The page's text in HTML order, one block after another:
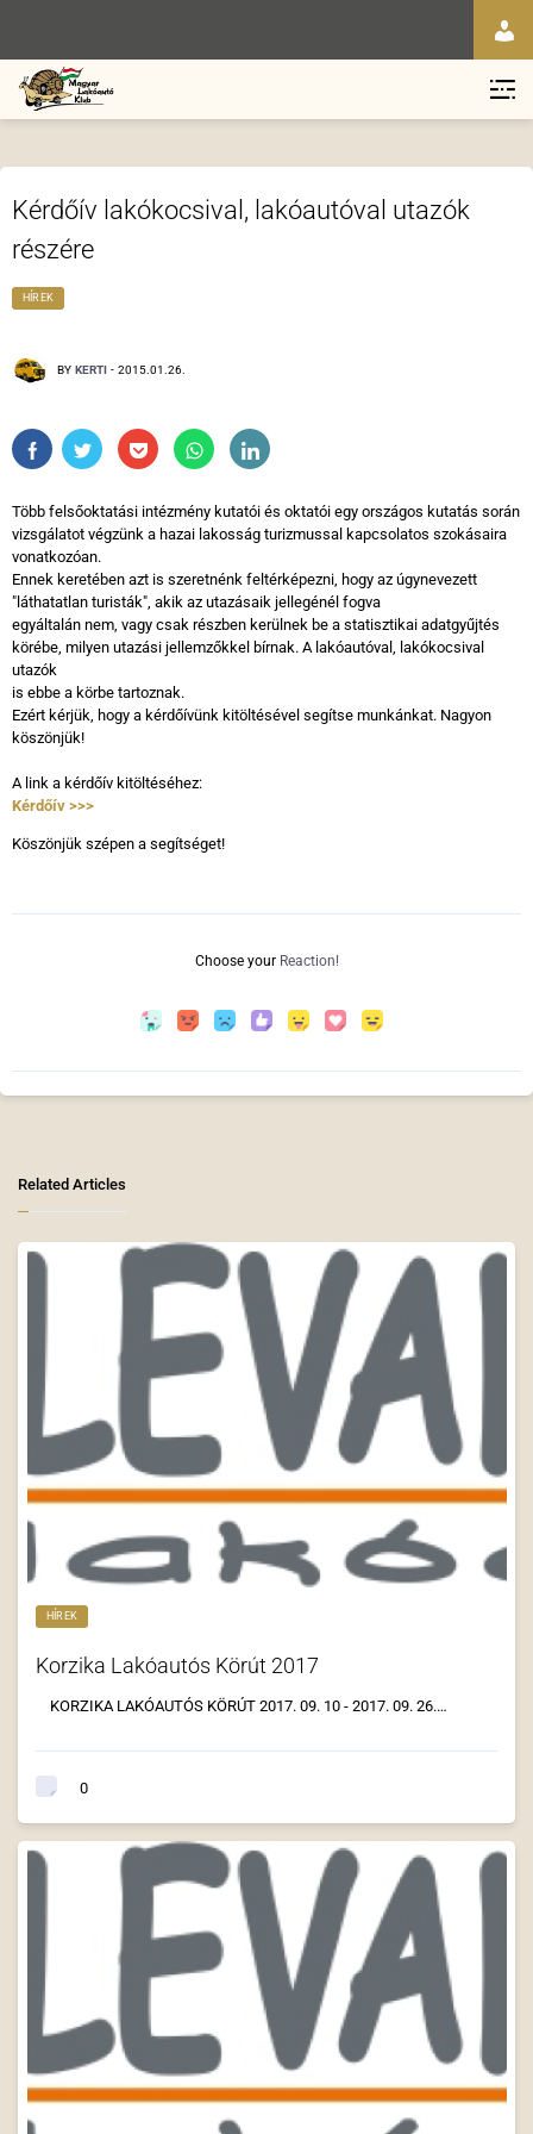
Kérdőív lakókocsival, lakóautóval utazók
részére
HÍREK
BY KERTI - 2015.01.26.
Több felsőoktatási intézmény kutatói és oktatói egy országos kutatás során
vizsgálatot végzünk a hazai lakosság turizmussal kapcsolatos szokásaira
vonatkozóan.
Ennek keretében azt is szeretnénk feltérképezni, hogy az úgynevezett
"láthatatlan turisták", akik az utazásaik jellegénél fogva
egyáltalán nem, vagy csak részben kerülnek be a statisztikai adatgyűjtés
körébe, milyen utazási jellemzőkkel bírnak. A lakóautóval, lakókocsival
utazók
is ebbe a körbe tartoznak.
Ezért kérjük, hogy a kérdőívünk kitöltésével segítse munkánkat. Nagyon
köszönjük!
A link a kérdőív kitöltéséhez:
Kérdőív >>>
Köszönjük szépen a segítséget!
Choose your Reaction!
Related Articles
HÍREK
Korzika Lakóautós Körút 2017
KORZIKA LAKÓAUTÓS KÖRÚT 2017. 09. 10 - 2017. 09. 26.…
0